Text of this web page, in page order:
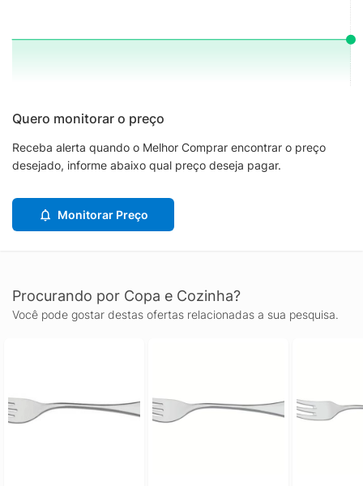
Quero monitorar o preço
Receba alerta quando o Melhor Comprar encontrar o preço
desejado, informe abaixo qual preço deseja pagar.
Monitorar Preço
Procurando por Copa e Cozinha?
Você pode gostar destas ofertas relacionadas a sua pesquisa.